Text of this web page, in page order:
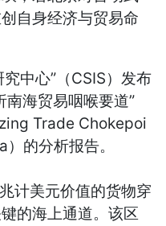
自身经济与贸易命
中心”（CSIS）发布
南海贸易咽喉要道”
Trade Chokepoi
的分析报告。
美元价值的货物穿
的海上通道。该区